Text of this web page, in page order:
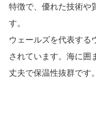
特徴で、優れた技術や
す。
ウェールズを代表する
されています。海に囲
丈夫で保温性抜群です。